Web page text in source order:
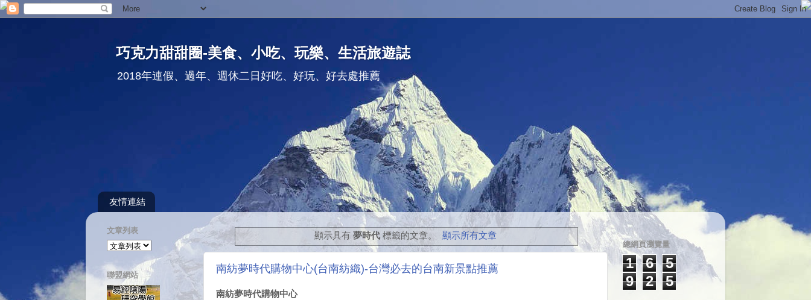
巧克力甜甜圈-美食、小吃、玩樂、生活旅遊誌
2018年連假、過年、週休二日好吃、好玩、好去處推薦
友情連結
顯示具有 夢時代標籤的文章。 顯示所有文章
南紡夢時代購物中心(台南紡織)-台灣必去的台南新景點推薦
南紡夢時代購物中心
文章列表
聯盟網站
總網頁瀏覽量
1 6
5
9
2 5